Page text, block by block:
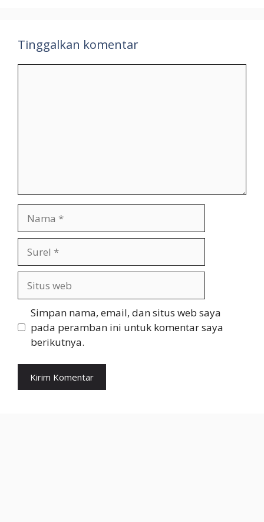
Tinggalkan komentar
web
Simpan nama, email, dan situs web saya
pada peramban ini untuk komentar saya
berikutnya.